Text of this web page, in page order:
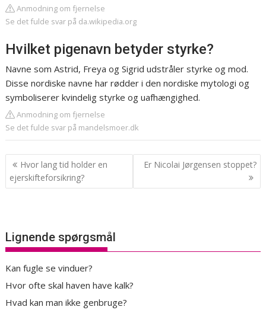
Anmodning om fjernelse
Se det fulde svar på da.wikipedia.org
Hvilket pigenavn betyder styrke?
Navne som Astrid, Freya og Sigrid udstråler styrke og mod.
Disse nordiske navne har rødder i den nordiske mytologi og
symboliserer kvindelig styrke og uafhængighed.
Anmodning om fjernelse
Se det fulde svar på mandelsmoer.dk
Indlægsnavigation
Hvor lang tid holder en
ejerskifteforsikring?
Er Nicolai Jørgensen stoppet?
Lignende spørgsmål
Kan fugle se vinduer?
Hvor ofte skal haven have kalk?
Hvad kan man ikke genbruge?